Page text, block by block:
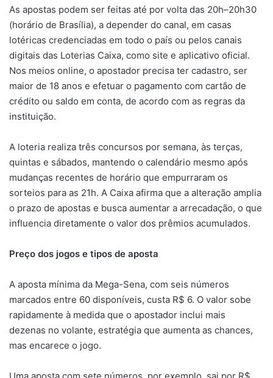
As apostas podem ser feitas até por volta das 20h–20h30
(horário de Brasília), a depender do canal, em casas
lotéricas credenciadas em todo o país ou pelos canais
digitais das Loterias Caixa, como site e aplicativo oficial.
Nos meios online, o apostador precisa ter cadastro, ser
maior de 18 anos e efetuar o pagamento com cartão de
crédito ou saldo em conta, de acordo com as regras da
instituição.
A loteria realiza três concursos por semana, às terças,
quintas e sábados, mantendo o calendário mesmo após
mudanças recentes de horário que empurraram os
sorteios para as 21h. A Caixa afirma que a alteração amplia
o prazo de apostas e busca aumentar a arrecadação, o que
influencia diretamente o valor dos prêmios acumulados.
Preço dos jogos e tipos de aposta
A aposta mínima da Mega-Sena, com seis números
marcados entre 60 disponíveis, custa R$ 6. O valor sobe
rapidamente à medida que o apostador inclui mais
dezenas no volante, estratégia que aumenta as chances,
mas encarece o jogo.